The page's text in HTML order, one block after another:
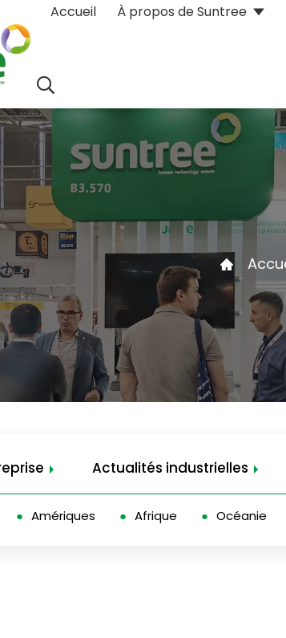
Accueil À propos de Suntree
Actualités industrielles
Amériques Afrique Océanie